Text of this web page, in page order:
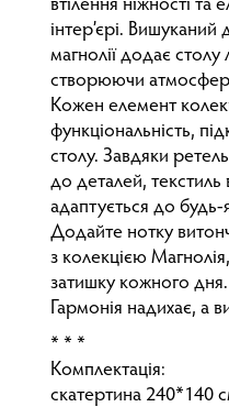
втілення ніжності та
інтер’єрі. Вишуканий
магнолії додає столу
створюючи
Кожен елемент
функціональність,
столу. Завдяки
до деталей, текстиль
адаптується до будь-
Додайте нотку
з колекцією
затишку кожного дня.
Гармонія надихає, а
* * *
Комплектація:
скатертина 240*140